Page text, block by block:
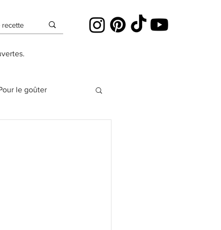
le goûter